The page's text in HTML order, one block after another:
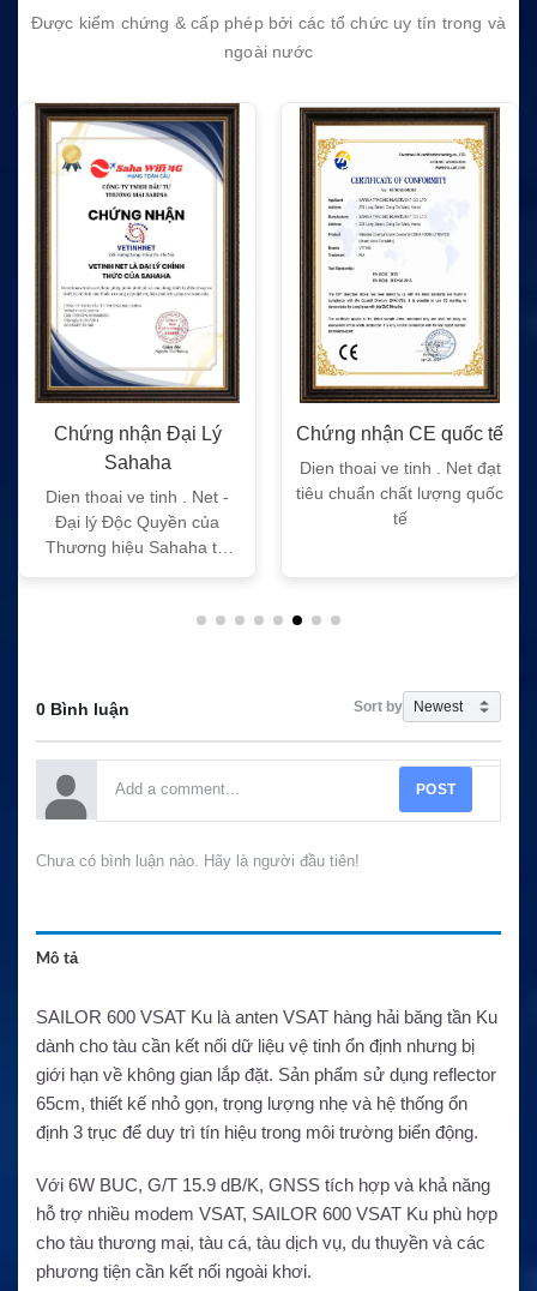
Được kiểm chứng & cấp phép bởi các tổ chức uy tín trong và
ngoài nước
Chứng nhận Đại Lý
Sahaha
Dien thoai ve tinh . Net -
Đại lý Độc Quyền của
Thương hiệu Sahaha tại
Chứng nhận CE quốc tế
Dien thoai ve tinh . Net đạt
tiêu chuẩn chất lượng quốc
tế
0 Bình luận Sort by
POST
Chưa có bình luận nào. Hãy là người đầu tiên!
Mô tả
SAILOR 600 VSAT Ku là anten VSAT hàng hải băng tần Ku
dành cho tàu cần kết nối dữ liệu vệ tinh ổn định nhưng bị
giới hạn về không gian lắp đặt. Sản phẩm sử dụng reflector
65cm, thiết kế nhỏ gọn, trọng lượng nhẹ và hệ thống ổn
định 3 trục để duy trì tín hiệu trong môi trường biển động.
Với 6W BUC, G/T 15.9 dB/K, GNSS tích hợp và khả năng
hỗ trợ nhiều modem VSAT, SAILOR 600 VSAT Ku phù hợp
cho tàu thương mại, tàu cá, tàu dịch vụ, du thuyền và các
phương tiện cần kết nối ngoài khơi.